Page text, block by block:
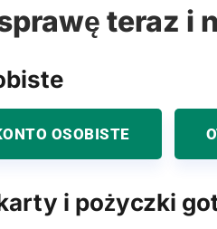
teraz i
OSOBISTE
i pożyczki